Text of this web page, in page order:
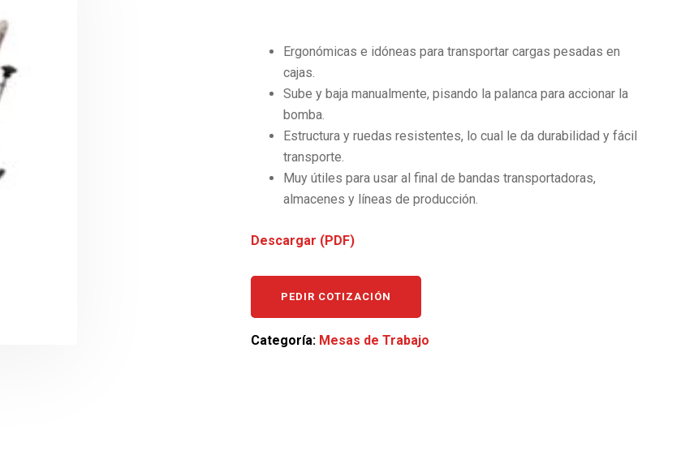
Ergonómicas e idóneas para transportar cargas pesadas en
cajas.
Sube y baja manualmente, pisando la palanca para accionar la
bomba.
Estructura y ruedas resistentes, lo cual le da durabilidad y fácil
transporte.
Muy útiles para usar al final de bandas transportadoras,
almacenes y líneas de producción.
Descargar (PDF)
PEDIR COTIZACIÓN
Categoría: Mesas de Trabajo